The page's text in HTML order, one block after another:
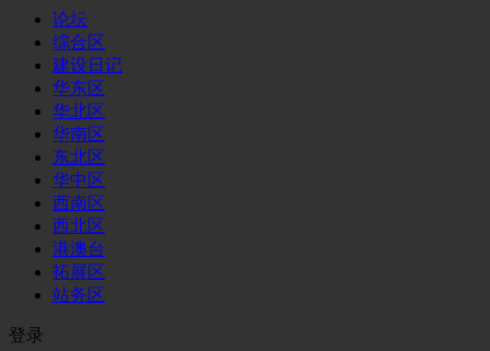
论坛
综合区
建设日记
华东区
华北区
华南区
东北区
华中区
西南区
西北区
港澳台
拓展区
站务区
登录